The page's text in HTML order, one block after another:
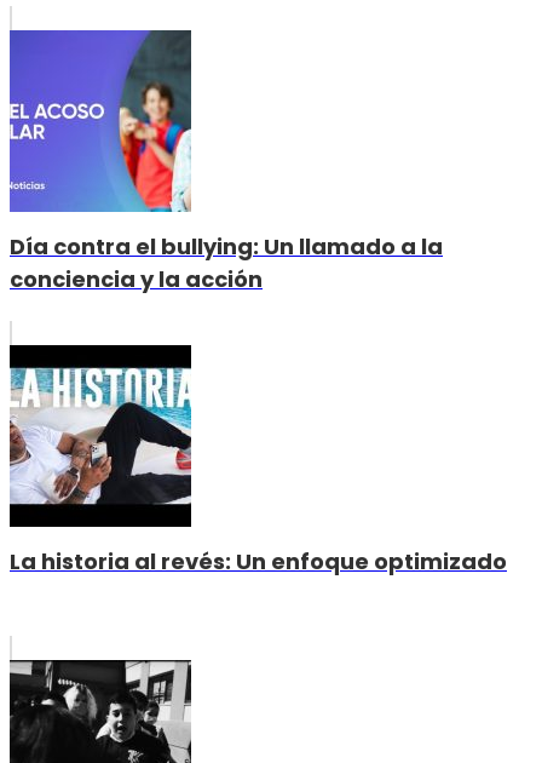
Día contra el bullying: Un llamado a la
conciencia y la acción
La historia al revés: Un enfoque optimizado